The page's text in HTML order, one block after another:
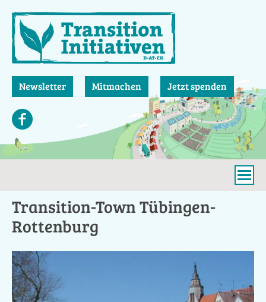
zum
Inhalt
Newsletter Mitmachen Jetzt spenden
Transition-Town Tübingen-
Rottenburg